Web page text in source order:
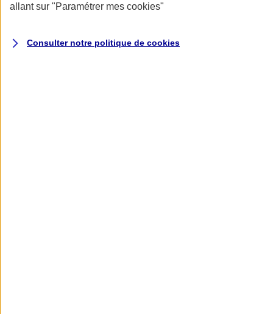
allant sur "Paramétrer mes cookies"
Consulter notre politique de cookies